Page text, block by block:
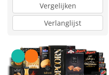
Vergelijken
Verlanglijst